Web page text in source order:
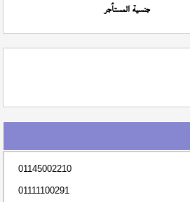
جنسية المستأجر
01145002210
01111100291